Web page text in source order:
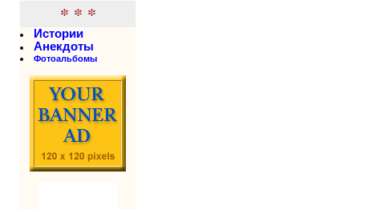
* * *
Истории
Анекдоты
Фотоальбомы